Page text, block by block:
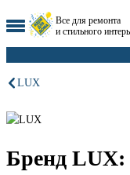
Все для ремонта
и стильного
LUX
Бренд LUX: